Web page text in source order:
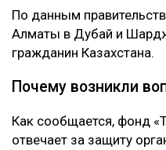
По данным
Алматы в Дубай и
гражданин Казахстана.
Почему возникли
Как сообщается, фонд
отвечает за защиту